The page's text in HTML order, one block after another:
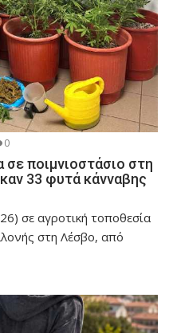
0
ποιμνιοστάσιο στη
33 φυτά κάνναβης
σε αγροτική τοποθεσία
στη Λέσβο, από